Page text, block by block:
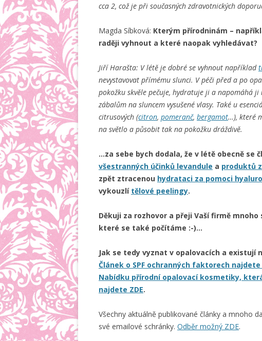
cca 2, což je při současných zdravotnických
Magda Síbková: Kterým přírodninám –
raději vyhnout a které naopak vyhledávat?
Jiří Harašta: V létě je dobré se vyhnout například
nevystavovat přímému slunci. V péči před a po
pokožku skvěle pečuje, hydratuje ji a napomáhá
zábalům na sluncem vysušené vlasy. Také u
citrusových (citron, pomeranč, bergamot…), které
na světlo a působit tak na pokožku dráždivě.
…za sebe bych dodala, že v létě obecně se
všestranných účinků levandule a produktů
zpět ztracenou hydrataci za pomoci
vykouzlí tělové peelingy.
Děkuji za rozhovor a přeji Vaší firmě
které se také počítáme :-)…
Jak se tedy vyznat v opalovacích a existují
Článek o SPF ochranných faktorech najdete
Nabídku přírodní opalovací kosmetiky,
najdete ZDE.
Všechny aktuálně publikované články a mnoho
své emailové schránky. Odběr možný ZDE.